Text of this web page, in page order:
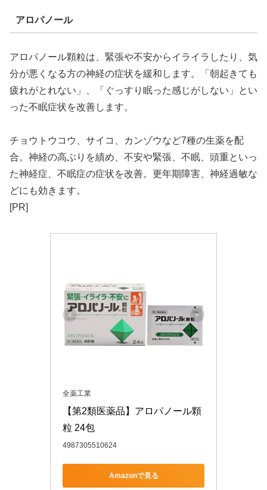
アロパノール
アロパノール顆粒は、緊張や不安からイライラしたり、気
分が悪くなる方の神経の症状を緩和します。「朝起きても
疲れがとれない」、「ぐっすり眠った感じがしない」とい
った不眠症状を改善します。
チョウトウコウ、サイコ、カンゾウなど7種の生薬を配
合。神経の高ぶりを績め、不安や緊張、不眠、頭重といっ
た神経症、不眠症の症状を改善。更年期障害、神経過敏な
どにも効きます。
[PR]
全薬工業
【第2類医薬品】アロパノール顆
粒 24包
4987305510624
Amazonで見る